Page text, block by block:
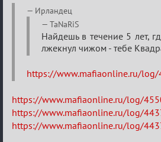
Re:
Разговоры
XIX
ТПК.
Ирландец
TaNaRiS
Найдешь в течение 5 лет,
лжекнул чижом - тебе
https://www.mafiaonline.ru/log/
https://www.mafiaonline.ru/log/
https://www.mafiaonline.ru/log/
https://www.mafiaonline.ru/log/